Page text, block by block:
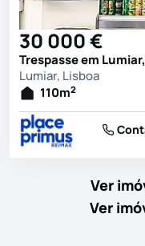
30 000 €
Trespasse em
Lumiar, Lisboa
110m2
Ver
Ver